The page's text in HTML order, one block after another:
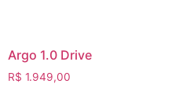
Argo 1.0 Drive
R$ 1.949,00